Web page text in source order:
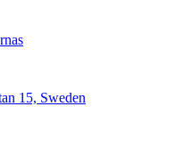
15, Sweden